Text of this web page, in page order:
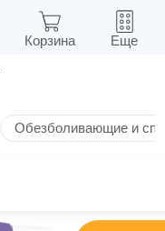
Обезболивающие и
Корзина Еще